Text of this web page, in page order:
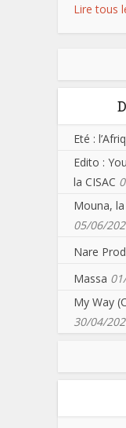
Lire tous
Eté :
Edito :
la CISAC
Mouna,
05/06/
Nare
Massa
My Way
30/04/